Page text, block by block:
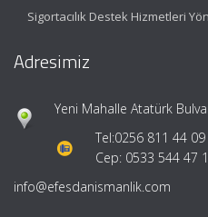
Sigortacılık Destek Hizmetleri
Adresimiz
Yeni Mahalle Atatürk
Tel:0256 811 44 09
Cep: 0533 544 47
info@efesdanismanlik.com